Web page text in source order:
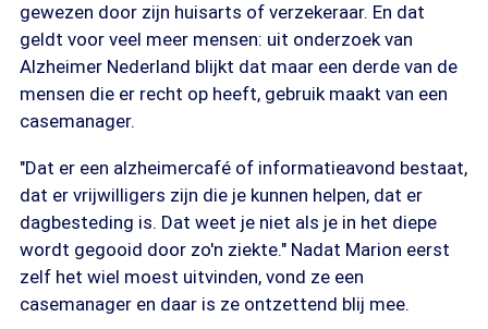
gewezen door zijn huisarts of verzekeraar. En dat
geldt voor veel meer mensen: uit onderzoek van
Alzheimer Nederland blijkt dat maar een derde van de
mensen die er recht op heeft, gebruik maakt van een
casemanager.
"Dat er een alzheimercafé of informatieavond bestaat,
dat er vrijwilligers zijn die je kunnen helpen, dat er
dagbesteding is. Dat weet je niet als je in het diepe
wordt gegooid door zo'n ziekte." Nadat Marion eerst
zelf het wiel moest uitvinden, vond ze een
casemanager en daar is ze ontzettend blij mee.